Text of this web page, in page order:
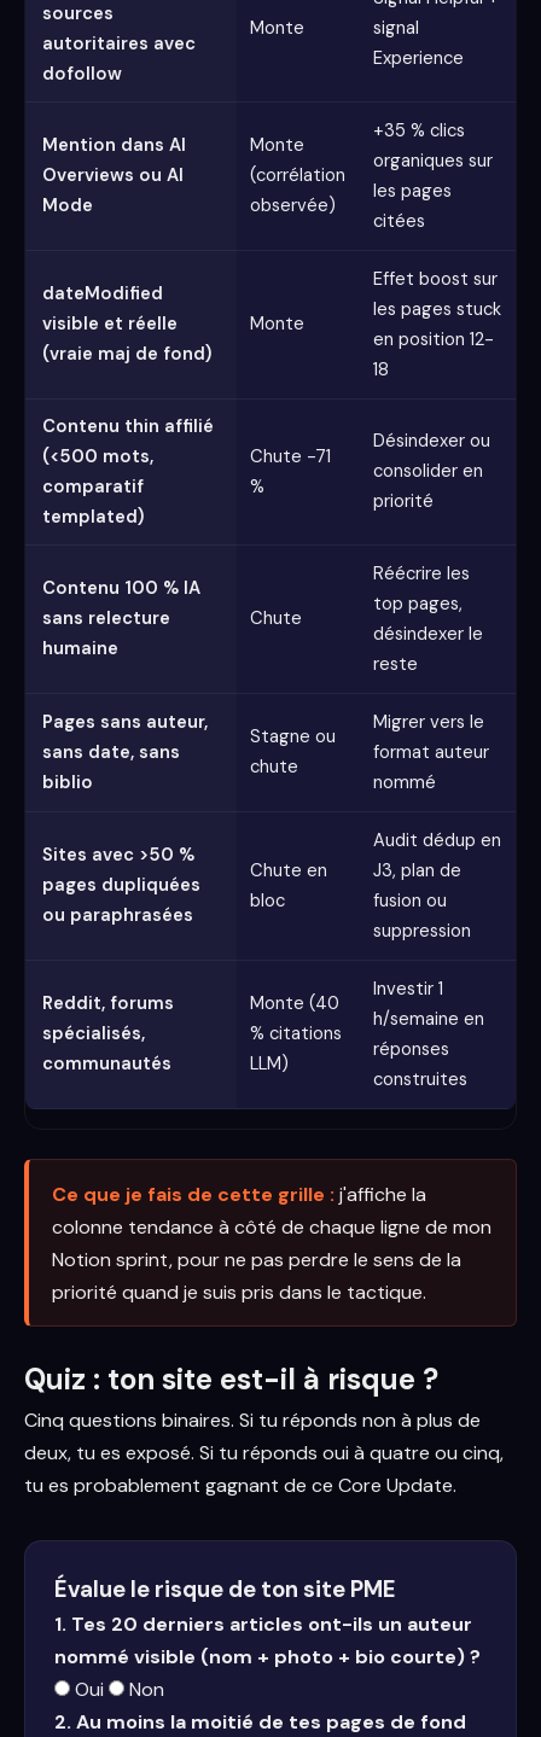
sources
autoritaires avec
dofollow
Monte
signal
Experience
Mention dans AI
Overviews ou AI
Mode
Monte
(corrélation
observée)
+35 % clics
organiques sur
les pages
citées
dateModified
visible et réelle
(vraie maj de fond)
Monte
Effet boost sur
les pages stuck
en position 12-
18
Contenu thin affilié
(<500 mots,
comparatif
templated)
Chute -71
%
Désindexer ou
consolider en
priorité
Contenu 100 % IA
sans relecture
humaine
Chute
Réécrire les
top pages,
désindexer le
reste
Pages sans auteur,
sans date, sans
biblio
Stagne ou
chute
Migrer vers le
format auteur
nommé
Sites avec >50 %
pages dupliquées
ou paraphrasées
Chute en
bloc
Audit dédup en
J3, plan de
fusion ou
suppression
Reddit, forums
spécialisés,
communautés
Monte (40
% citations
LLM)
Investir 1
h/semaine en
réponses
construites
Ce que je fais de cette grille : j'affiche la
colonne tendance à côté de chaque ligne de mon
Notion sprint, pour ne pas perdre le sens de la
priorité quand je suis pris dans le tactique.
Quiz : ton site est-il à risque ?
Cinq questions binaires. Si tu réponds non à plus de
deux, tu es exposé. Si tu réponds oui à quatre ou cinq,
tu es probablement gagnant de ce Core Update.
Évalue le risque de ton site PME
1. Tes 20 derniers articles ont-ils un auteur
nommé visible (nom + photo + bio courte) ?
Oui
Non
2. Au moins la moitié de tes pages de fond